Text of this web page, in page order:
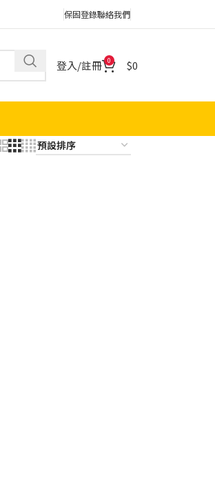
保固登錄聯絡我們
登入/註冊 0 0